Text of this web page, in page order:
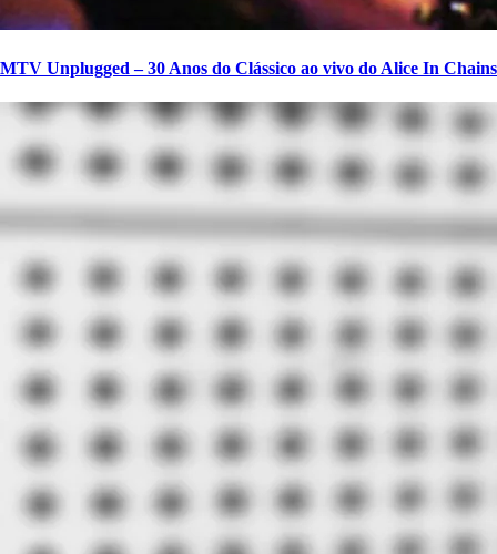
MTV Unplugged – 30 Anos do Clássico ao vivo do Alice In Chains